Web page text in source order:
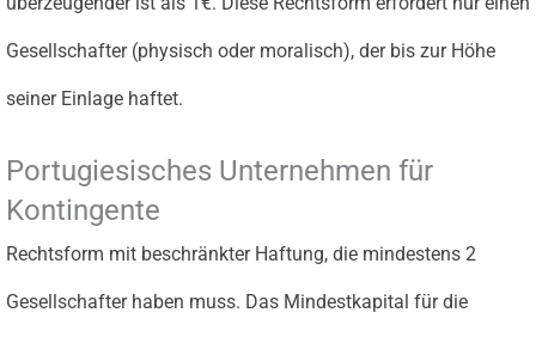
Gesellschafter (physisch oder moralisch), der bis zur Höhe
seiner Einlage haftet.
Portugiesisches Unternehmen für
Kontingente
Rechtsform mit beschränkter Haftung, die mindestens 2
Gesellschafter haben muss. Das Mindestkapital für die